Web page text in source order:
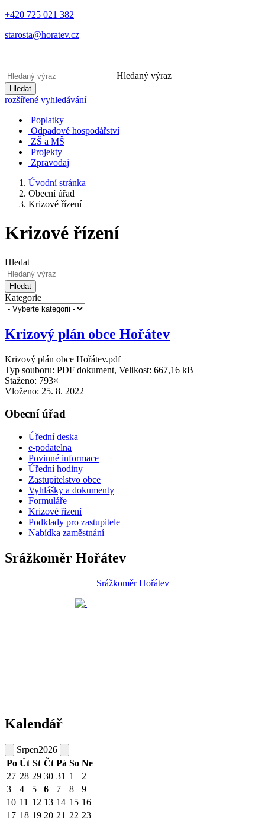
+420 725 021 382
starosta@horatev.cz
Hledaný výraz
Hledat
rozšířené vyhledávání
Poplatky
Odpadové hospodářství
ZŠ a MŠ
Projekty
Zpravodaj
Úvodní stránka
Obecní úřad
Krizové řízení
Krizové řízení
Hledat
Hledat
Kategorie
Krizový plán obce Hořátev
Krizový plán obce Hořátev.pdf
Typ souboru: PDF dokument, Velikost: 667,16 kB
Staženo: 793×
Vloženo: 25. 8. 2022
Obecní úřad
Úřední deska
e-podatelna
Povinné informace
Úřední hodiny
Zastupitelstvo obce
Vyhlášky a dokumenty
Formuláře
Krizové řízení
Podklady pro zastupitele
Nabídka zaměstnání
Srážkoměr Hořátev
Srážkoměr Hořátev
Kalendář
Srpen2026
Po Út St Čt Pá So Ne
27 28 29 30 31 1
2
3
4 5 6 7 8
9
10 11 12 13 14 15 16
17 18 19 20 21 22 23